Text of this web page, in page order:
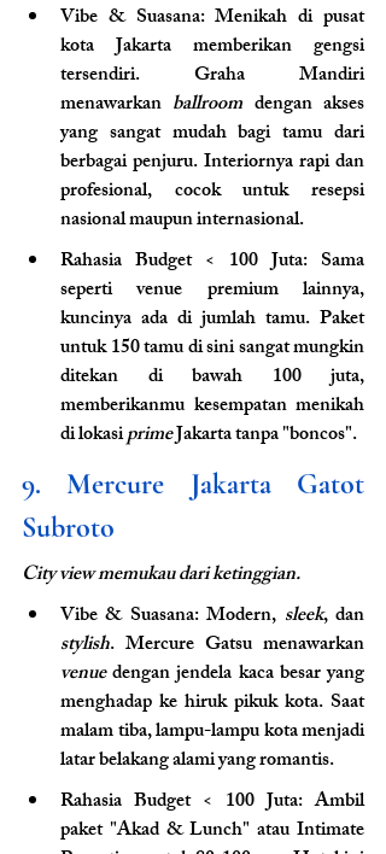
Vibe & Suasana: Menikah di pusat
kota Jakarta memberikan gengsi
tersendiri. Graha Mandiri
menawarkan ballroom dengan akses
yang sangat mudah bagi tamu dari
berbagai penjuru. Interiornya rapi dan
profesional, cocok untuk resepsi
nasional maupun internasional.
Rahasia Budget < 100 Juta: Sama
seperti venue premium lainnya,
kuncinya ada di jumlah tamu. Paket
untuk 150 tamu di sini sangat mungkin
ditekan di bawah 100 juta,
memberikanmu kesempatan menikah
di lokasi prime Jakarta tanpa "boncos".
9. Mercure Jakarta Gatot
Subroto
City view memukau dari ketinggian.
Vibe & Suasana: Modern, sleek
stylish. Mercure Gatsu menawarkan
venue dengan jendela kaca besar yang
menghadap ke hiruk pikuk kota. Saat
malam tiba, lampu-lampu kota menjadi
latar belakang alami yang romantis.
Rahasia Budget < 100 Juta: Ambil
paket "Akad & Lunch" atau Intimate